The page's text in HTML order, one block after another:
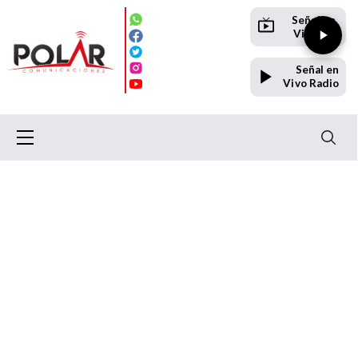
Señal en
Vivo TV
Señal en
Vivo Radio